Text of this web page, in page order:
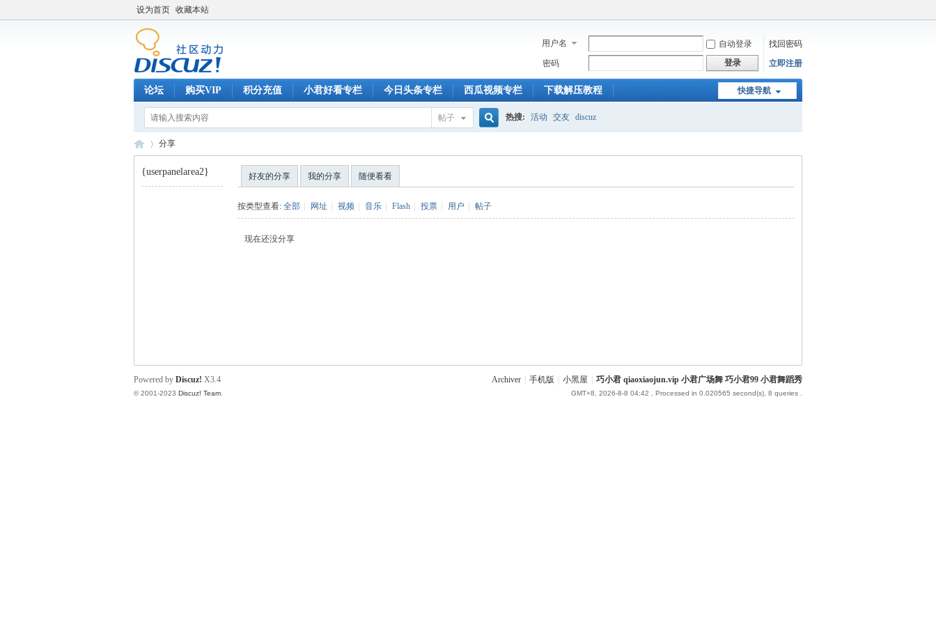
设为首页 收藏本站
用户名 自动登录
找回密码
密码
登录 立即注册
快捷导航
论坛 购买VIP 积分充值 小君好看专栏 今日头条专栏 西瓜视频专栏 下载解压教程
帖子 热搜: 活动 交友 discuz
分享
{userpanelarea2} 好友的分享 我的分享 随便看看
按类型查看: 全部 网址 视频 音乐 Flash 投票 用户 帖子
现在还没分享
Archiver 手机版 小黑屋 巧小君 qiaoxiaojun.vip 小君广场舞 巧小君99 小君舞蹈秀
GMT+8, 2026-8-8 04:42 , Processed in 0.020565 second(s), 8 queries .
Powered by Discuz! X3.4
© 2001-2023 Discuz! Team